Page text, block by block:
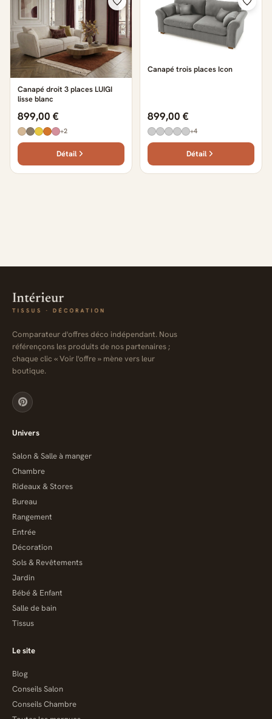
Canapé droit 3 places LUIGI
lisse blanc
899,00 €
+2
Détail
Canapé trois places Icon
899,00 €
+4
Détail
Comparateur d'offres déco indépendant. Nous
référençons les produits de nos partenaires ;
chaque clic « Voir l'offre » mène vers leur
boutique.
Univers
Salon & Salle à manger
Chambre
Rideaux & Stores
Bureau
Rangement
Entrée
Décoration
Sols & Revêtements
Jardin
Bébé & Enfant
Salle de bain
Tissus
Le site
Blog
Conseils Salon
Conseils Chambre